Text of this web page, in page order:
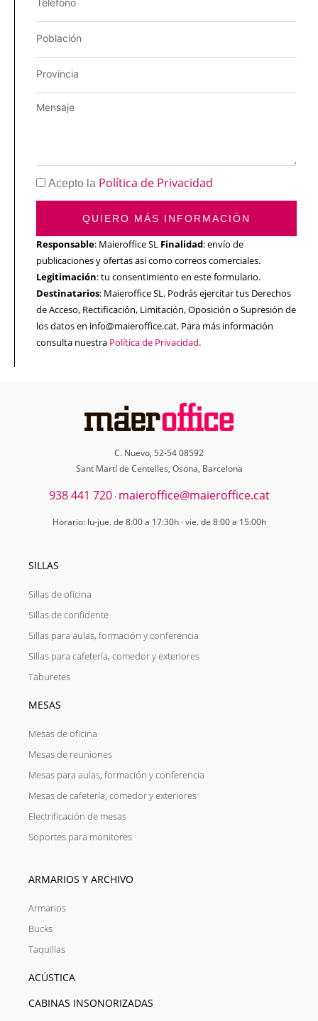
Acepto la Política de Privacidad
QUIERO MÁS INFORMACIÓN
Responsable: Maieroffice SL Finalidad: envío de
publicaciones y ofertas así como correos comerciales.
Legitimación: tu consentimiento en este formulario.
Destinatarios: Maieroffice SL. Podrás ejercitar tus Derechos
de Acceso, Rectificación, Limitación, Oposición o Supresión de
los datos en info@maieroffice.cat. Para más información
consulta nuestra Política de Privacidad.
C. Nuevo, 52-54 08592
Sant Martí de Centelles, Osona, Barcelona
938 441 720· maieroffice@maieroffice.cat
Horario: lu-jue. de 8:00 a 17:30h · vie. de 8:00 a 15:00h
SILLAS
Sillas de oficina
Sillas de confidente
Sillas para aulas, formación y conferencia
Sillas para cafetería, comedor y exteriores
Taburetes
MESAS
Mesas de oficina
Mesas de reuniones
Mesas para aulas, formación y conferencia
Mesas de cafetería, comedor y exteriores
Electrificación de mesas
Soportes para monitores
ARMARIOS Y ARCHIVO
Armarios
Bucks
Taquillas
ACÚSTICA
CABINAS INSONORIZADAS